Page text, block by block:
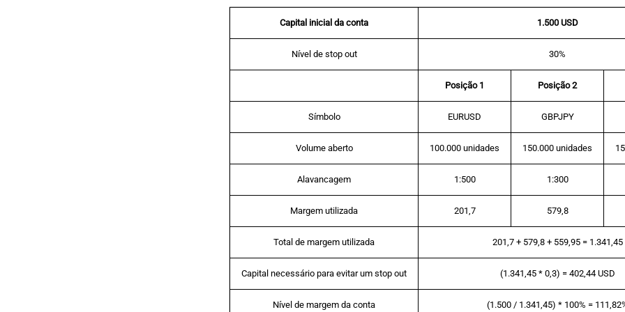
Capital inicial da conta 1.500 USD
Nível de stop out 30%
Posição 1 Posição 2
Símbolo EURUSD GBPJPY
Volume aberto 100.000 unidades 150.000 unidades
Alavancagem 1:500 1:300
Margem utilizada 201,7 579,8
Total de margem utilizada 201,7 + 579,8 + 559,95 = 1.341,45
Capital necessário para evitar um stop out (1.341,45 * 0,3) = 402,44 USD
Nível de margem da conta (1.500 / 1.341,45) * 100% =